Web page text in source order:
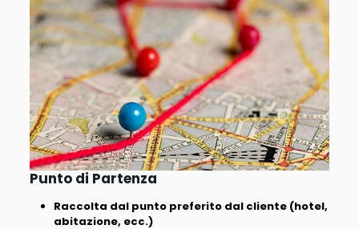
Punto di Partenza
Raccolta dal punto preferito dal cliente (hotel,
abitazione, ecc.)